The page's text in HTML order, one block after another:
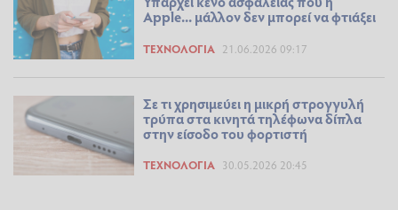
Apple... μάλλον δεν μπορεί να φτιάξει
ΤΕΧΝΟΛΟΓΊΑ 21.06.2026 09:17
Σε τι χρησιμεύει η μικρή στρογγυλή
τρύπα στα κινητά τηλέφωνα δίπλα
στην είσοδο του φορτιστή
ΤΕΧΝΟΛΟΓΊΑ 30.05.2026 20:45